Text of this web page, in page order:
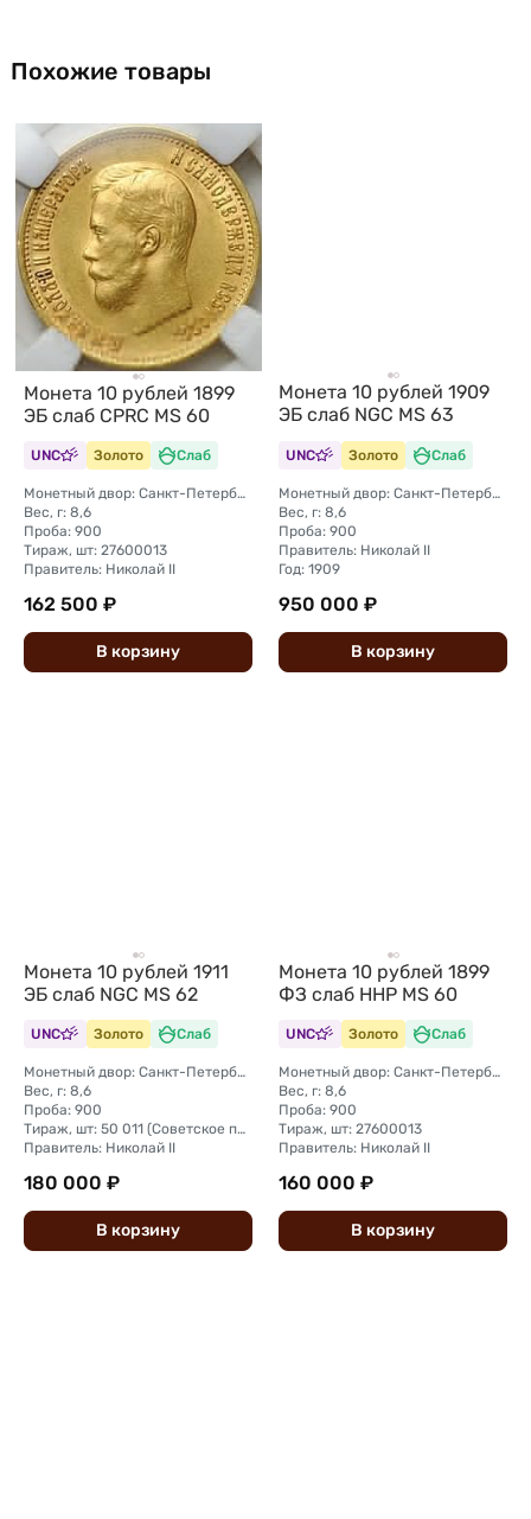
Похожие товары
Монета 10 рублей 1899
ЭБ слаб CPRC MS 60
UNC Золото Слаб
Монетный двор: Санкт-Петербургский монетный двор
Вес, г: 8,6
Проба: 900
Тираж, шт: 27600013
Правитель: Николай II
162 500 ₽
В корзину
Монета 10 рублей 1909
ЭБ слаб NGC MS 63
UNC Золото Слаб
Монетный двор: Санкт-Петербургский монетный двор
Вес, г: 8,6
Проба: 900
Правитель: Николай II
Год: 1909
950 000 ₽
В корзину
Монета 10 рублей 1911
ЭБ слаб NGC MS 62
UNC Золото Слаб
Монетный двор: Санкт-Петербургский монетный двор
Вес, г: 8,6
Проба: 900
Тираж, шт: 50 011 (Советское правительство с декабря 1925 г. по март 1926 г. отчеканило 2 011 000 10-ти рублевого достоинства царского образца, предположительно штемпелями 1911 г.)
Правитель: Николай II
180 000 ₽
В корзину
Монета 10 рублей 1899
ФЗ слаб ННР MS 60
UNC Золото Слаб
Монетный двор: Санкт-Петербургский монетный двор
Вес, г: 8,6
Проба: 900
Тираж, шт: 27600013
Правитель: Николай II
160 000 ₽
В корзину